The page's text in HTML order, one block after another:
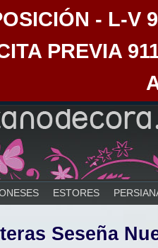
- L-V
PREVIA
ESTORES
Seseña